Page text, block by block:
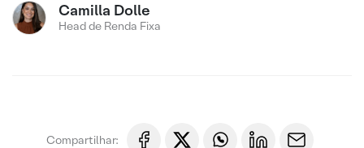
Camilla Dolle
Head de Renda Fixa
Compartilhar: